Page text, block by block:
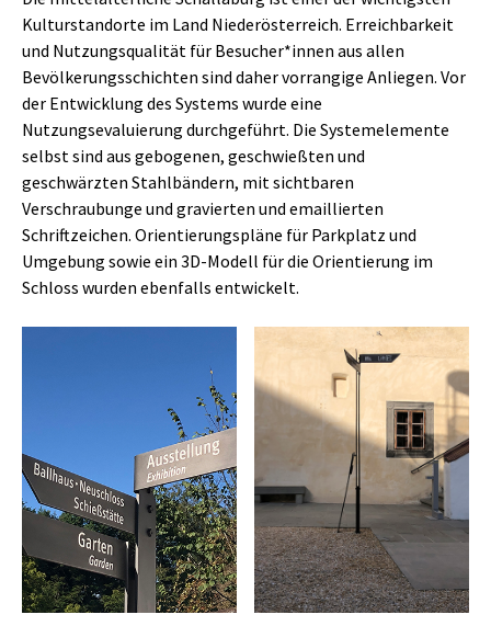
Kulturstandorte im Land Niederösterreich. Erreichbarkeit
und Nutzungsqualität für Besucher*innen aus allen
Bevölkerungsschichten sind daher vorrangige Anliegen. Vor
der Entwicklung des Systems wurde eine
Nutzungsevaluierung durchgeführt. Die Systemelemente
selbst sind aus gebogenen, geschwießten und
geschwärzten Stahlbändern, mit sichtbaren
Verschraubunge und gravierten und emaillierten
Schriftzeichen. Orientierungspläne für Parkplatz und
Umgebung sowie ein 3D-Modell für die Orientierung im
Schloss wurden ebenfalls entwickelt.